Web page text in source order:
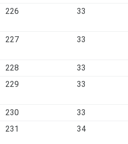
226 33
227 33
228
33
229 33
230
33
231 34